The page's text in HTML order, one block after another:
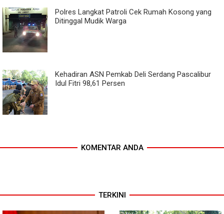
Polres Langkat Patroli Cek Rumah Kosong yang
Ditinggal Mudik Warga
Kehadiran ASN Pemkab Deli Serdang Pascalibur
Idul Fitri 98,61 Persen
KOMENTAR ANDA
TERKINI